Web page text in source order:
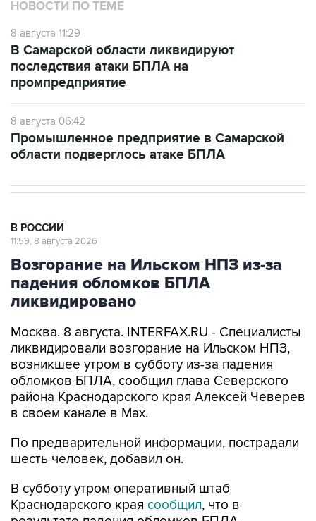
8 августа 11:29
последствия атаки БПЛА на
промпредприятие
8 августа 06:42
области подверглось атаке БПЛА
Возгорание на Ильском НПЗ из-за
падения обломков БПЛА
ликвидировано
Москва. 8 августа. INTERFAX.RU - Специалисты
возникшее утром в субботу из-за падения
обломков БПЛА, сообщил глава Северского
района Краснодарского края Алексей Чеверев
в своем канале в Max.
По предварительной информации, пострадали
В субботу утром оперативный штаб
результате падения обломков БПЛА
произошло возгорание на Ильском НПЗ. Тогда